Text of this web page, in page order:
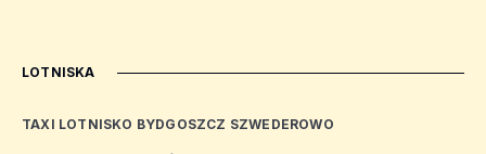
LOTNISKA
TAXI LOTNISKO BYDGOSZCZ SZWEDEROWO